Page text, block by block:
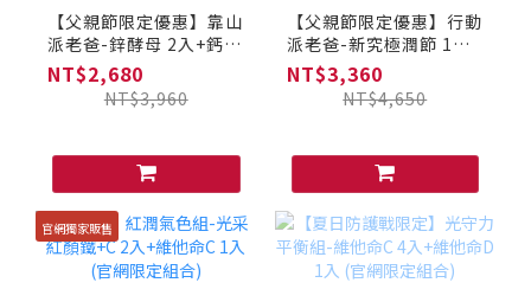
【父親節限定優惠】靠山
派老爸-鋅酵母 2入+鈣鎂
力 2入 (官網限定組合)
NT$2,680
NT$3,960
【父親節限定優惠】行動
派老爸-新究極潤節 1入
+鈣鎂力 1入 (官網限定
組合)
NT$3,360
NT$4,650
官網獨家販售